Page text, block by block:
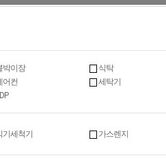
박이장 식탁
어컨
세탁기
기세척기 가스렌지